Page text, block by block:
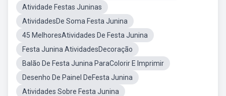
Atividade Festas Juninas
AtividadesDe Soma Festa Junina
45 MelhoresAtividades De Festa Junina
Festa Junina AtividadesDecoração
Balão De Festa Junina ParaColorir E Imprimir
Desenho De Painel DeFesta Junina
Atividades Sobre Festa Junina